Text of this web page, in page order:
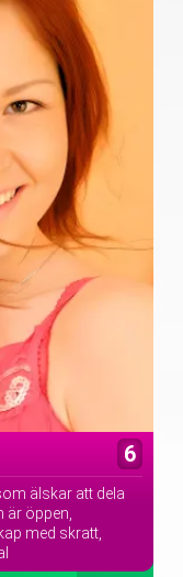
6
älskar att dela
är öppen,
med skratt,